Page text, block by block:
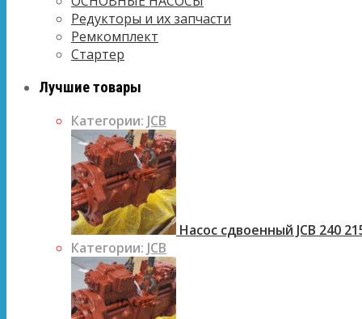
Редукторы и их запчасти
Ремкомплект
Стартер
Лучшие товары
Категории: JCB
Насос сдвоенный JCB 240
Категории: JCB